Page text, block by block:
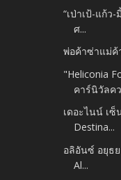
“เป่าเป้-แก้ว
ศ...
พ่อค้าซ่าแม่ค้
"Heliconia
คาร์นิวัลค
เดอะไนน์ เซ็
Destina...
อลิอันซ์ อยุธ
Al...